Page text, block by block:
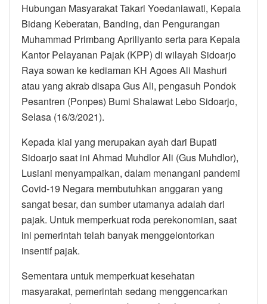
Hubungan Masyarakat Takari Yoedaniawati, Kepala
Bidang Keberatan, Banding, dan Pengurangan
Muhammad Primbang Apriliyanto serta para Kepala
Kantor Pelayanan Pajak (KPP) di wilayah Sidoarjo
Raya sowan ke kediaman KH Agoes Ali Mashuri
atau yang akrab disapa Gus Ali, pengasuh Pondok
Pesantren (Ponpes) Bumi Shalawat Lebo Sidoarjo,
Selasa (16/3/2021).
Kepada kiai yang merupakan ayah dari Bupati
Sidoarjo saat ini Ahmad Muhdlor Ali (Gus Muhdlor),
Lusiani menyampaikan, dalam menangani pandemi
Covid-19 Negara membutuhkan anggaran yang
sangat besar, dan sumber utamanya adalah dari
pajak. Untuk memperkuat roda perekonomian, saat
ini pemerintah telah banyak menggelontorkan
insentif pajak.
Sementara untuk memperkuat kesehatan
masyarakat, pemerintah sedang menggencarkan